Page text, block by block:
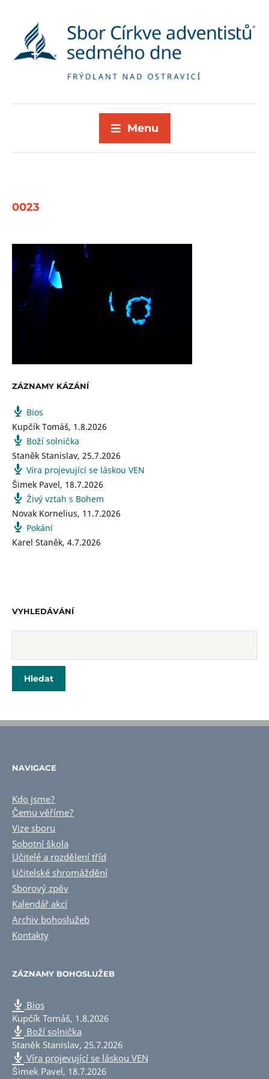
Menu
0023
ZÁZNAMY KÁZÁNÍ
Bios
Kupčík Tomáš, 1.8.2026
Boží solnička
Staněk Stanislav, 25.7.2026
Víra projevující se láskou VEN
Šimek Pavel, 18.7.2026
Živý vztah s Bohem
Novak Kornelius, 11.7.2026
Pokání
Karel Staněk, 4.7.2026
VYHLEDÁVÁNÍ
NAVIGACE
Kdo jsme?
Čemu věříme?
Vize sboru
Sobotní škola
Učitelé a rozdělení tříd
Učitelské shromáždění
Sborový zpěv
Kalendář akcí
Archiv bohoslužeb
Kontakty
ZÁZNAMY BOHOSLUŽEB
Bios
Kupčík Tomáš, 1.8.2026
Boží solnička
Staněk Stanislav, 25.7.2026
Víra projevující se láskou VEN
Šimek Pavel, 18.7.2026